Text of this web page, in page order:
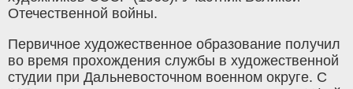
Отечественной войны.
Первичное художественное образование получил
во время прохождения службы в художественной
студии при Дальневосточном военном округе. С